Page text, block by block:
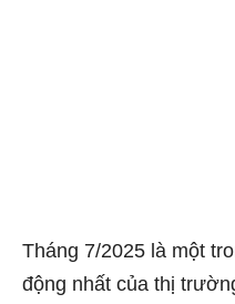
Tháng 7/2025 là một
động nhất của thị